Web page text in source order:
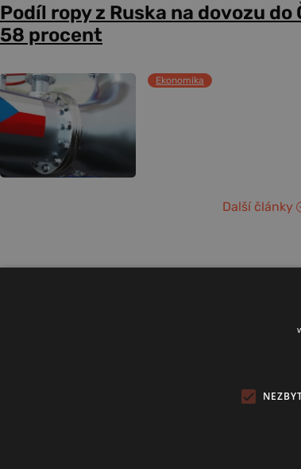
Podíl ropy z Ruska na dovozu
58 procent
Ekonomika
Další články